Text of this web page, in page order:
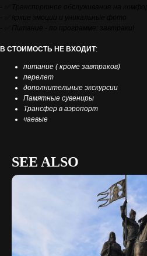
В СТОИМОСТЬ НЕ ВХОДИТ:
питание ( кроме завтраков)
перелет
дополнительные экскурсии
Памятные сувениры
Трансфер в аэропорт
чаевые
SEE ALSO